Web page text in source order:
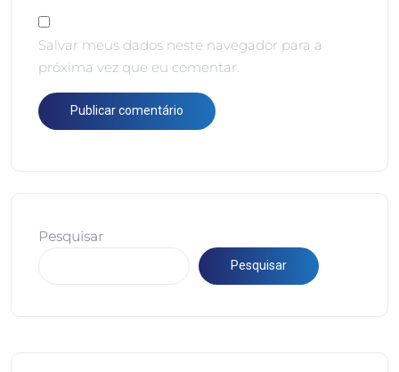
Salvar meus dados neste navegador para a
próxima vez que eu comentar.
Pesquisar
Pesquisar